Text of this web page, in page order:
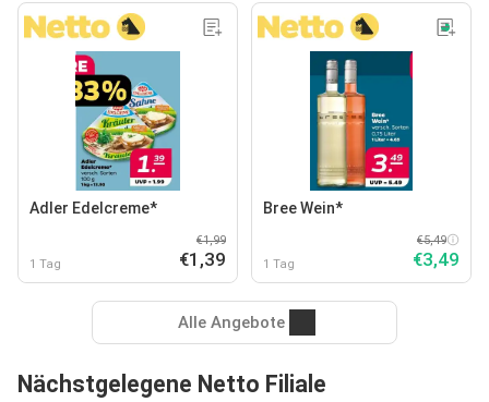
Adler Edelcreme*
1 Tag
€1,99
€1,39
Bree Wein*
1 Tag
€5,49
€3,49
Alle Angebote
Nächstgelegene Netto Filiale